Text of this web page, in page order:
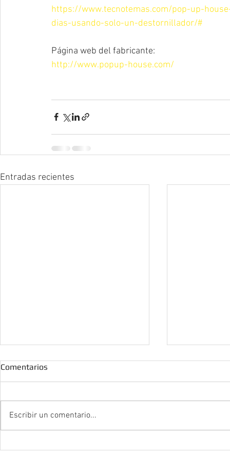
https://www.tecnotemas.com/pop-up-
dias-usando-solo-un-destornillador/#
Página web del fabricante:
http://www.popup-house.com/
Entradas recientes
Comentarios
Escribir un comentario...